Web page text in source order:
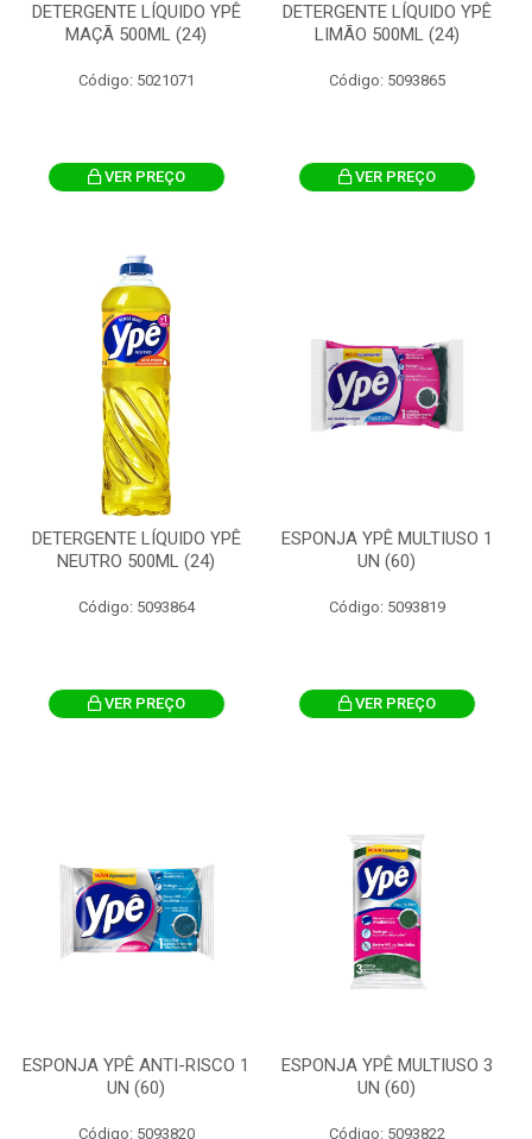
DETERGENTE LÍQUIDO YPÊ
MAÇÃ 500ML (24)
Código: 5021071
VER PREÇO
DETERGENTE LÍQUIDO YPÊ
LIMÃO 500ML (24)
Código: 5093865
VER PREÇO
DETERGENTE LÍQUIDO YPÊ
NEUTRO 500ML (24)
Código: 5093864
VER PREÇO
ESPONJA YPÊ MULTIUSO 1
UN (60)
Código: 5093819
VER PREÇO
ESPONJA YPÊ ANTI-RISCO 1
UN (60)
Código: 5093820
ESPONJA YPÊ MULTIUSO 3
UN (60)
Código: 5093822